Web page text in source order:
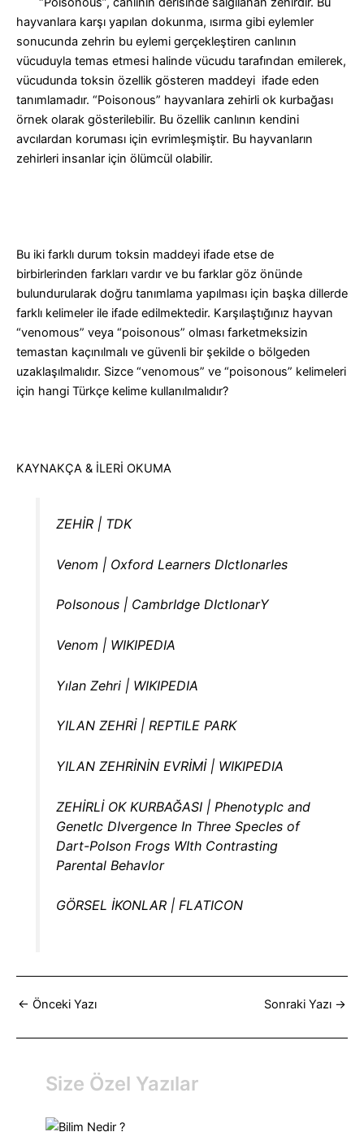
hayvanlara karşı yapılan dokunma, ısırma gibi eylemler
sonucunda zehrin bu eylemi gerçekleştiren canlının
vücuduyla temas etmesi halinde vücudu tarafından emilerek,
vücudunda toksin özellik gösteren maddeyi ifade eden
tanımlamadır. “Poisonous” hayvanlara zehirli ok kurbağası
örnek olarak gösterilebilir. Bu özellik canlının kendini
avcılardan koruması için evrimleşmiştir. Bu hayvanların
zehirleri insanlar için ölümcül olabilir.
Bu iki farklı durum toksin maddeyi ifade etse de
birbirlerinden farkları vardır ve bu farklar göz önünde
bulundurularak doğru tanımlama yapılması için başka dillerde
farklı kelimeler ile ifade edilmektedir. Karşılaştığınız hayvan
“venomous” veya “poisonous” olması farketmeksizin
temastan kaçınılmalı ve güvenli bir şekilde o bölgeden
uzaklaşılmalıdır. Sizce “venomous” ve “poisonous” kelimeleri
için hangi Türkçe kelime kullanılmalıdır?
KAYNAKÇA & İLERİ OKUMA
ZEHİR | TDK
Venom | Oxford Learners DIctIonarIes
PoIsonous | CambrIdge DIctIonarY
Venom | WIKIPEDIA
Yılan Zehri | WIKIPEDIA
YILAN ZEHRİ | REPTILE PARK
YILAN ZEHRİNİN EVRİMİ | WIKIPEDIA
ZEHİRLİ OK KURBAĞASI | PhenotypIc and
GenetIc DIvergence In Three SpecIes of
Dart-PoIson Frogs WIth Contrasting
Parental BehavIor
GÖRSEL İKONLAR | FLATICON
← Önceki Yazı Sonraki Yazı →
Size Özel Yazılar